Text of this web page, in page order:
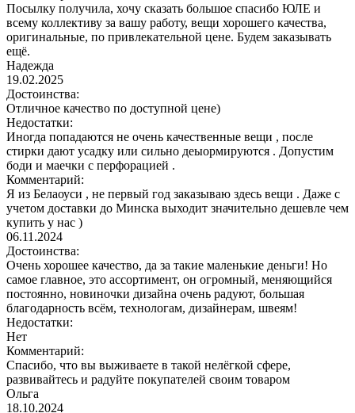
Посылку получила, хочу сказать большое спасибо ЮЛЕ и
всему коллективу за вашу работу, вещи хорошего качества,
оригинальные, по привлекательной цене. Будем заказывать
ещё.
Надежда
19.02.2025
Достоинства:
Отличное качество по доступной цене)
Недостатки:
Иногда попадаются не очень качественные вещи , после
стирки дают усадку или сильно деыормируются . Допустим
боди и маечки с перфорацией .
Комментарий:
Я из Белаоуси , не первый год заказываю здесь вещи . Даже с
учетом доставки до Минска выходит значительно дешевле чем
купить у нас )
06.11.2024
Достоинства:
Очень хорошее качество, да за такие маленькие деньги! Но
самое главное, это ассортимент, он огромный, меняющийся
постоянно, новиночки дизайна очень радуют, большая
благодарность всём, технологам, дизайнерам, швеям!
Недостатки:
Нет
Комментарий:
Спасибо, что вы выживаете в такой нелёгкой сфере,
развивайтесь и радуйте покупателей своим товаром
Ольга
18.10.2024